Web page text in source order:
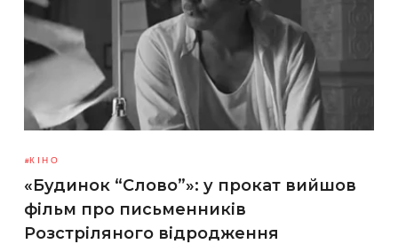
КІНО
«Будинок “Слово”»: у прокат вийшов
фільм про письменників
Розстріляного відродження